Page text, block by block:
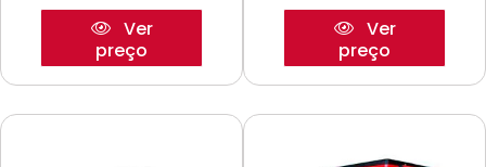
Ver
preço
Ver
preço